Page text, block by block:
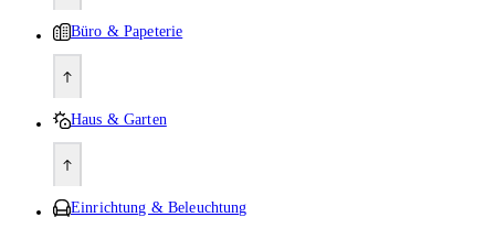
Büro & Papeterie
Haus & Garten
Einrichtung & Beleuchtung